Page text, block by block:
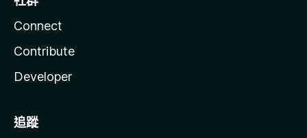
Connect
Contribute
Developer
追蹤